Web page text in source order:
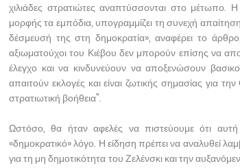
χιλιάδες στρατιώτες αναπτύσσονται στο
μορφής τα εμπόδια, υπογραμμίζει τη συνεχή
δέσμευσή της στη δημοκρατία», αναφέρει το
αξιωματούχοι του Κιέβου δεν μπορούν επίσης να
έλεγχο και να κινδυνεύουν να αποξενώσουν
απαιτούν εκλογές και είναι ζωτικής σημασίας για
στρατιωτική βοήθεια".
Ωστόσο, θα ήταν αφελές να πιστεύουμε ότι
«δημοκρατικό» λόγο. Η είδηση ​​πρέπει να αναλυθεί
για τη μη δημοτικότητα του Ζελένσκι και την